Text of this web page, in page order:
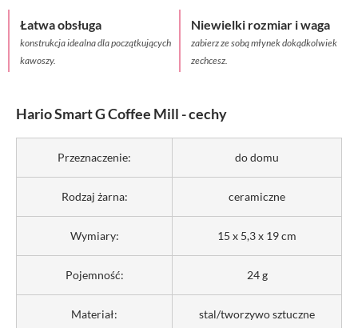
Łatwa obsługa
konstrukcja idealna dla początkujących
kawoszy.
Niewielki rozmiar i waga
zabierz ze sobą młynek dokądkolwiek
zechcesz.
Hario Smart G Coffee Mill - cechy
Przeznaczenie: do domu
Rodzaj żarna: ceramiczne
Wymiary: 15 x 5,3 x 19 cm
Pojemność: 24 g
Materiał: stal/tworzywo sztuczne